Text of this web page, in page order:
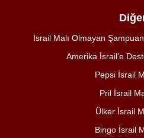
İsrail Malı Olmayan
Amerika İsrail’e
Pepsi İsrail
Pril İsrail
Ülker İsrail
Bingo İsrail